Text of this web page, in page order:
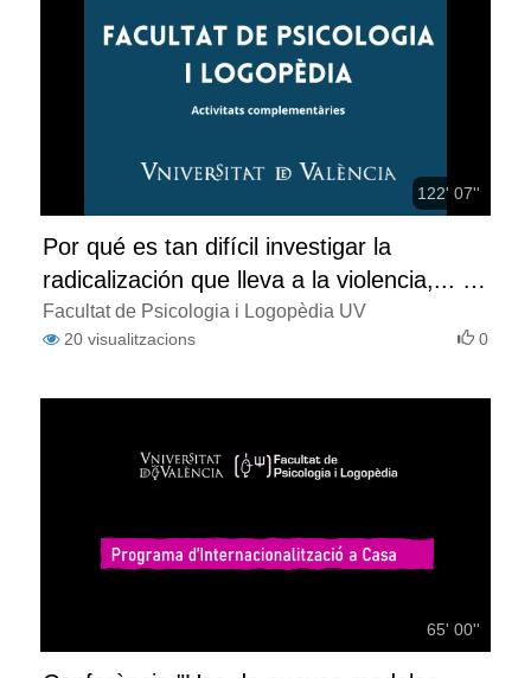
122' 07''
Por qué es tan difícil investigar la
radicalización que lleva a la violencia,... o
lo que aprendí cuando estuve en prisión
Facultat de Psicologia i Logopèdia UV
20 visualitzacions 0
65' 00''